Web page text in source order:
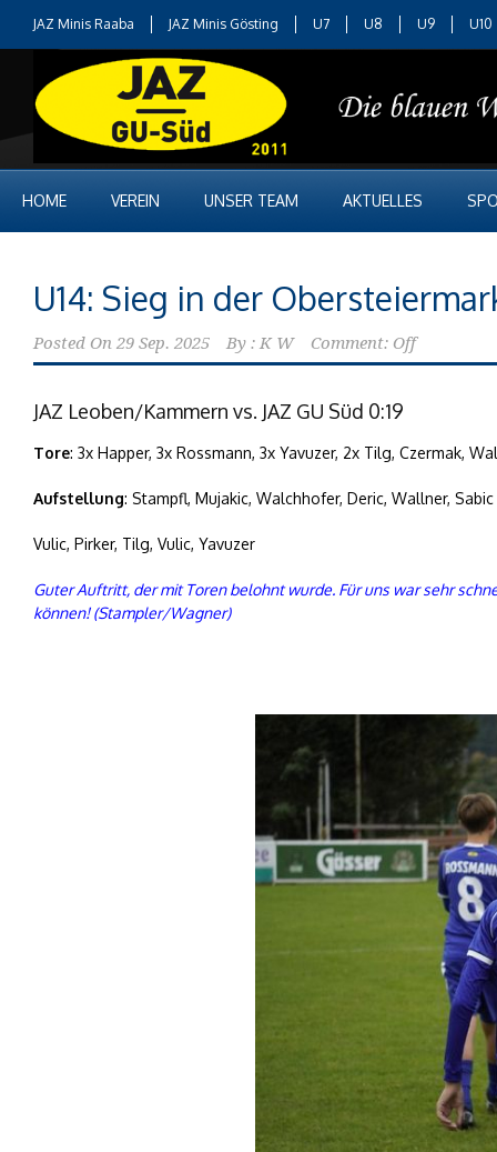
JAZ Minis Raaba JAZ Minis Gösting U7 U8 U9 U10
HOME VEREIN UNSER TEAM AKTUELLES
U14: Sieg in der
Posted On 29 Sep. 2025 By : K W Comment: Off
JAZ Leoben/Kammern vs. JAZ GU Süd 0:19
Tore: 3x Happer, 3x Rossmann, 3x Yavuzer, 2x Tilg, Czermak,
Aufstellung: Stampfl, Mujakic, Walchhofer, Deric, Wallner,
Vulic, Pirker, Tilg, Vulic, Yavuzer
Guter Auftritt, der mit Toren belohnt wurde. Für uns war sehr
können! (Stampler/Wagner)